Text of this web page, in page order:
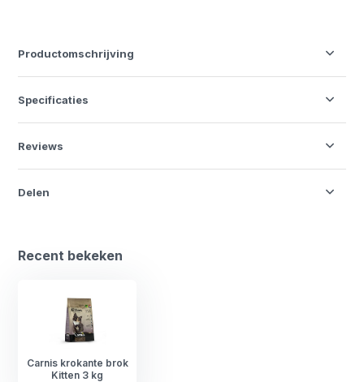
Productomschrijving
Specificaties
Reviews
Delen
Recent bekeken
Carnis krokante brok
Kitten 3 kg